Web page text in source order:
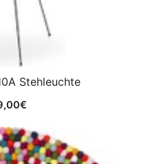
Stehleuchte
€